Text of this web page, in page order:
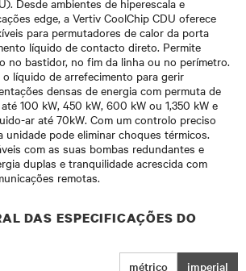
edge, a Vertiv CoolChip CDU oferece
para permutadores de calor da porta
líquido de contacto direto. Permite
no bastidor, no fim da linha ou no perímetro.
líquido de arrefecimento para gerir
densas de energia com permuta de
100 kW, 450 kW, 600 kW ou 1,350 kW e
ar até 70kW. Com um controlo preciso
unidade pode eliminar choques térmicos.
com as suas bombas redundantes e
duplas e tranquilidade acrescida com
remotas.
DAS ESPECIFICAÇÕES DO
métrico imperial